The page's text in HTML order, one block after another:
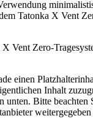
Tatonka X Vent
Vent Zero-
einen
Inhalt
unten. Bitte beachten